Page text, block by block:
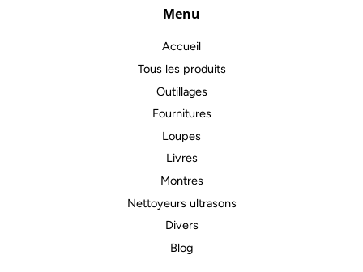
Menu
Accueil
Tous les produits
Outillages
Fournitures
Loupes
Livres
Montres
Nettoyeurs ultrasons
Divers
Blog